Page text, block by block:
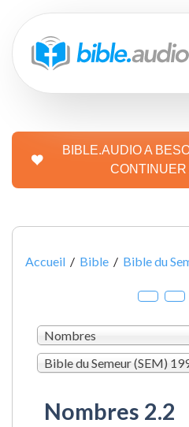
BIBLE.AUDIO A
CONTINUER
Accueil / Bible / Bible du
Nombres
Bible du Semeur (SEM)
Nombres 2.2